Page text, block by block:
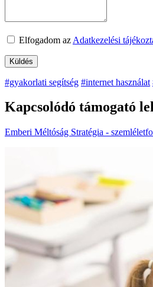
Elfogadom az Adatkezelési
#gyakorlati segítség #internet használat
Kapcsolódó támogató
Emberi Méltóság Stratégia -